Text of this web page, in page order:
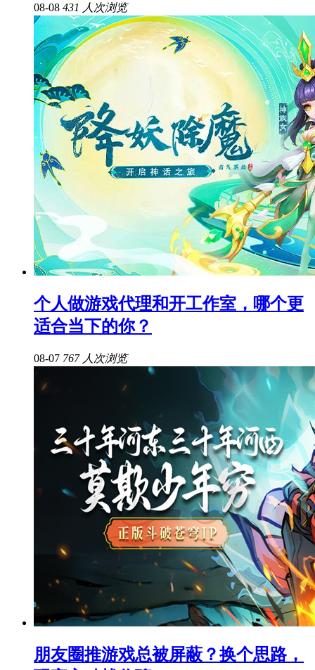
08-08 431 人次浏览
个人做游戏代理和开工作室，哪个更
适合当下的你？
08-07 767 人次浏览
朋友圈推游戏总被屏蔽？换个思路，